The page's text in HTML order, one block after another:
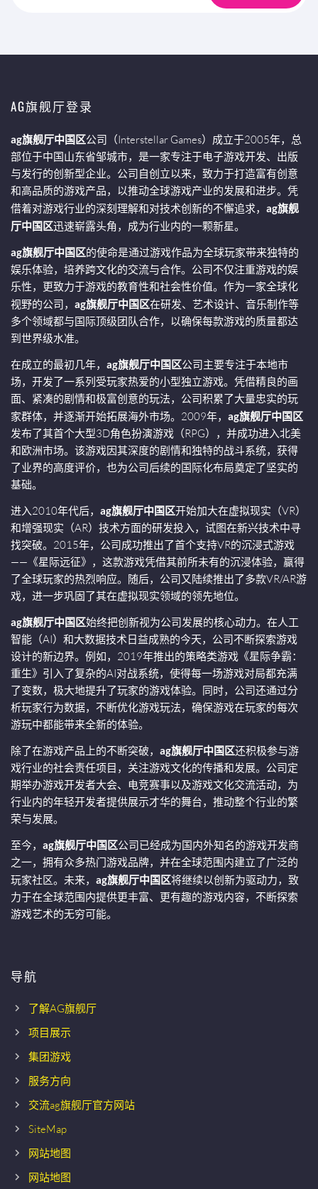
AG旗舰厅登录
ag旗舰厅中国区公司（Interstellar Games）成立于2005年，总
部位于中国山东省邹城市，是一家专注于电子游戏开发、出版
与发行的创新型企业。公司自创立以来，致力于打造富有创意
和高品质的游戏产品，以推动全球游戏产业的发展和进步。凭
借着对游戏行业的深刻理解和对技术创新的不懈追求， ag旗舰
厅中国区迅速崭露头角，成为行业内的一颗新星。
ag旗舰厅中国区的使命是通过游戏作品为全球玩家带来独特的
娱乐体验，培养跨文化的交流与合作。公司不仅注重游戏的娱
乐性，更致力于游戏的教育性和社会性价值。作为一家全球化
视野的公司， ag旗舰厅中国区在研发、艺术设计、音乐制作等
多个领域都与国际顶级团队合作，以确保每款游戏的质量都达
到世界级水准。
在成立的最初几年， ag旗舰厅中国区公司主要专注于本地市
场，开发了一系列受玩家热爱的小型独立游戏。凭借精良的画
面、紧凑的剧情和极富创意的玩法，公司积累了大量忠实的玩
家群体，并逐渐开始拓展海外市场。2009年， ag旗舰厅中国区
发布了其首个大型3D角色扮演游戏（RPG），并成功进入北美
和欧洲市场。该游戏因其深度的剧情和独特的战斗系统，获得
了业界的高度评价，也为公司后续的国际化布局奠定了坚实的
基础。
进入2010年代后， ag旗舰厅中国区开始加大在虚拟现实（VR）
和增强现实（AR）技术方面的研发投入，试图在新兴技术中寻
找突破。2015年，公司成功推出了首个支持VR的沉浸式游戏
——《星际远征》，这款游戏凭借其前所未有的沉浸体验，赢得
了全球玩家的热烈响应。随后，公司又陆续推出了多款VR/AR游
戏，进一步巩固了其在虚拟现实领域的领先地位。
ag旗舰厅中国区始终把创新视为公司发展的核心动力。在人工
智能（AI）和大数据技术日益成熟的今天，公司不断探索游戏
设计的新边界。例如，2019年推出的策略类游戏《星际争霸：
重生》引入了复杂的AI对战系统，使得每一场游戏对局都充满
了变数，极大地提升了玩家的游戏体验。同时，公司还通过分
析玩家行为数据，不断优化游戏玩法，确保游戏在玩家的每次
游玩中都能带来全新的体验。
除了在游戏产品上的不断突破， ag旗舰厅中国区还积极参与游
戏行业的社会责任项目，关注游戏文化的传播和发展。公司定
期举办游戏开发者大会、电竞赛事以及游戏文化交流活动，为
行业内的年轻开发者提供展示才华的舞台，推动整个行业的繁
荣与发展。
至今， ag旗舰厅中国区公司已经成为国内外知名的游戏开发商
之一，拥有众多热门游戏品牌，并在全球范围内建立了广泛的
玩家社区。未来， ag旗舰厅中国区将继续以创新为驱动力，致
力于在全球范围内提供更丰富、更有趣的游戏内容，不断探索
游戏艺术的无穷可能。
导航
了解AG旗舰厅
项目展示
集团游戏
服务方向
交流ag旗舰厅官方网站
SiteMap
网站地图
网站地图